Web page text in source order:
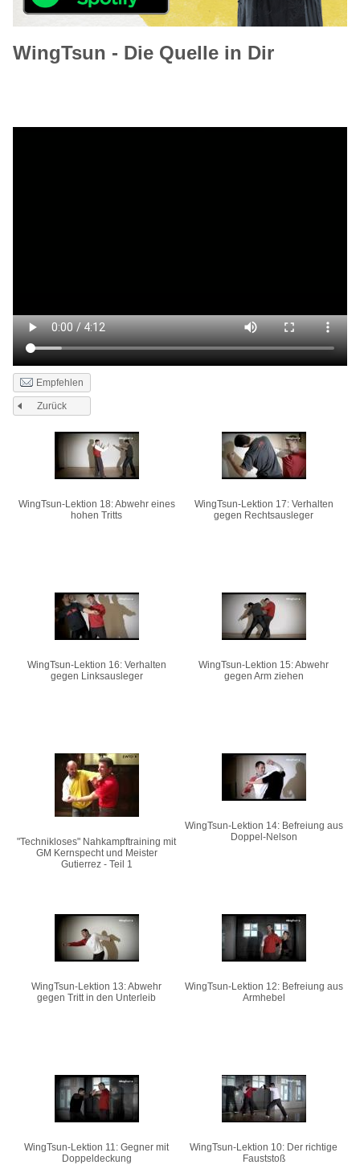
WingTsun - Die Quelle in Dir
Empfehlen
Zurück
WingTsun-Lektion 18: Abwehr eines
hohen Tritts
WingTsun-Lektion 17: Verhalten
gegen Rechtsausleger
WingTsun-Lektion 16: Verhalten
gegen Linksausleger
WingTsun-Lektion 15: Abwehr
gegen Arm ziehen
"Technikloses" Nahkampftraining mit
GM Kernspecht und Meister
Gutierrez - Teil 1
WingTsun-Lektion 14: Befreiung aus
Doppel-Nelson
WingTsun-Lektion 13: Abwehr
gegen Tritt in den Unterleib
WingTsun-Lektion 12: Befreiung aus
Armhebel
WingTsun-Lektion 11: Gegner mit
Doppeldeckung
WingTsun-Lektion 10: Der richtige
Fauststoß
Seiten